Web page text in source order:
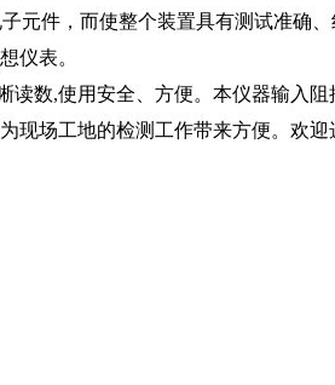
元件，而使整个装置具有测试准确、
仪表。
读数,使用安全、方便。本仪器输入阻
现场工地的检测工作带来方便。欢迎